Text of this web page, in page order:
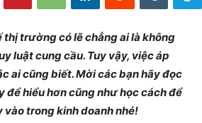
thị trường có lẽ chẳng ai là không
luật cung cầu. Tuy vậy, việc áp
ai cũng biết. Mời các bạn hãy đọc
hiểu hơn cũng như học cách để
vào trong kinh doanh nhé!